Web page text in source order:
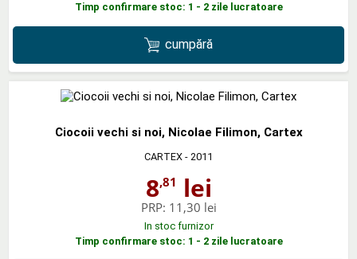
Timp confirmare stoc: 1 - 2 zile lucratoare
cumpără
Ciocoii vechi si noi, Nicolae Filimon, Cartex
CARTEX - 2011
8,81 lei
PRP: 11,30 lei
In stoc furnizor
Timp confirmare stoc: 1 - 2 zile lucratoare